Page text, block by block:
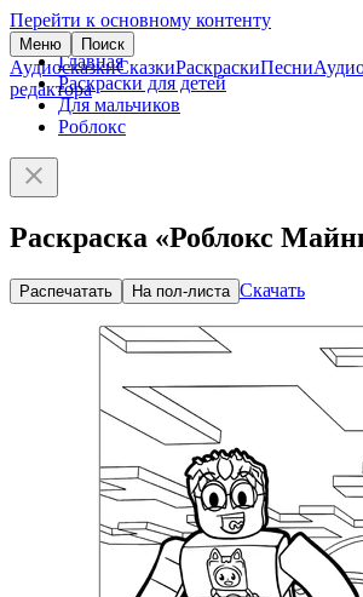
Перейти к основному контенту
Меню Поиск
АудиосказкиСказкиРаскраскиПесни
редактора
Главная
Раскраски для детей
Для мальчиков
Роблокс
Раскраска «Роблокс
Распечатать На пол-листа Скачать